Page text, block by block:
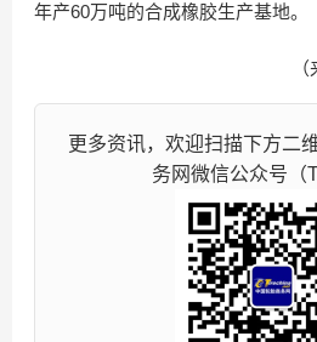
年产60万吨的合成橡胶生产基地。
更多资讯，欢迎扫描下方二
务网微信公众号（